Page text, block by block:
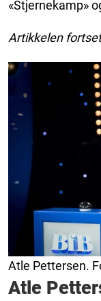
«Stjernekamp»
Artikkelen
Atle Pettersen.
Atle